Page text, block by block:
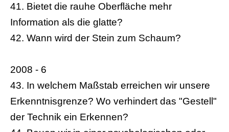
41. Bietet die rauhe Oberfläche mehr
Information als die glatte?
42. Wann wird der Stein zum Schaum?
2008 - 6
43. In welchem Maßstab erreichen wir unsere
Erkenntnisgrenze? Wo verhindert das "Gestell"
der Technik ein Erkennen?